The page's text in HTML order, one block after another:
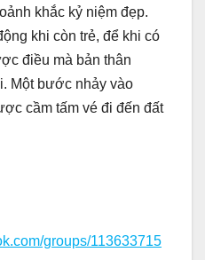
khắc kỷ niệm đẹp.
khi còn trẻ, để khi có
điều mà bản thân
Một bước nhảy vào
cầm tấm vé đi đến đất
groups/113633715